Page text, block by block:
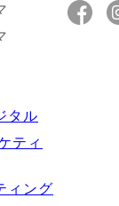
タル
ティ
ィング